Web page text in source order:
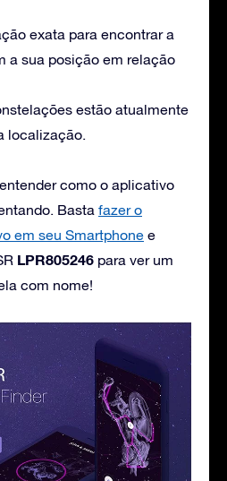
exata para encontrar a
a sua posição em relação
estão atualmente
localização.
como o aplicativo
Basta fazer o
em seu Smartphone e
LPR805246 para ver um
com nome!